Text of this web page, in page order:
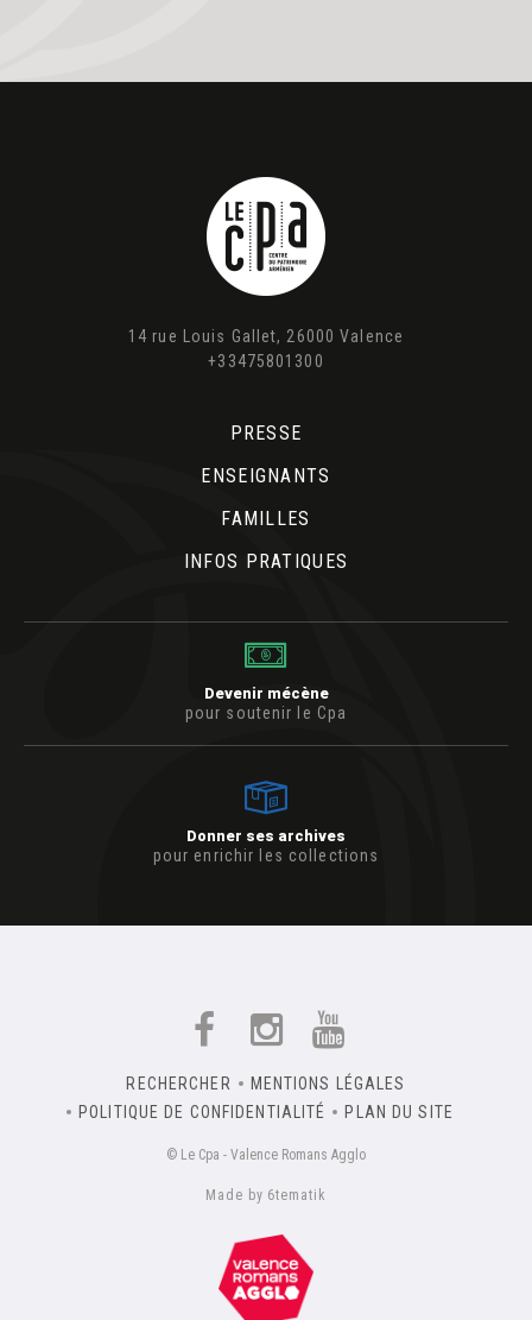
14 rue Louis Gallet, 26000 Valence
+33475801300
PRESSE
ENSEIGNANTS
FAMILLES
INFOS PRATIQUES
Devenir mécène
pour soutenir le Cpa
Donner ses archives
pour enrichir les collections
RECHERCHER
MENTIONS LÉGALES
POLITIQUE DE CONFIDENTIALITÉ
PLAN DU SITE
© Le Cpa - Valence Romans Agglo
Made by 6tematik